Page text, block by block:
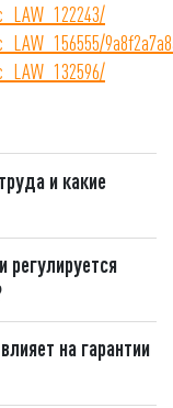
и какие
регулируется
на гарантии